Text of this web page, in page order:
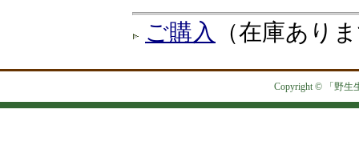
ご購入
（在庫あり
Copyright © 「野生